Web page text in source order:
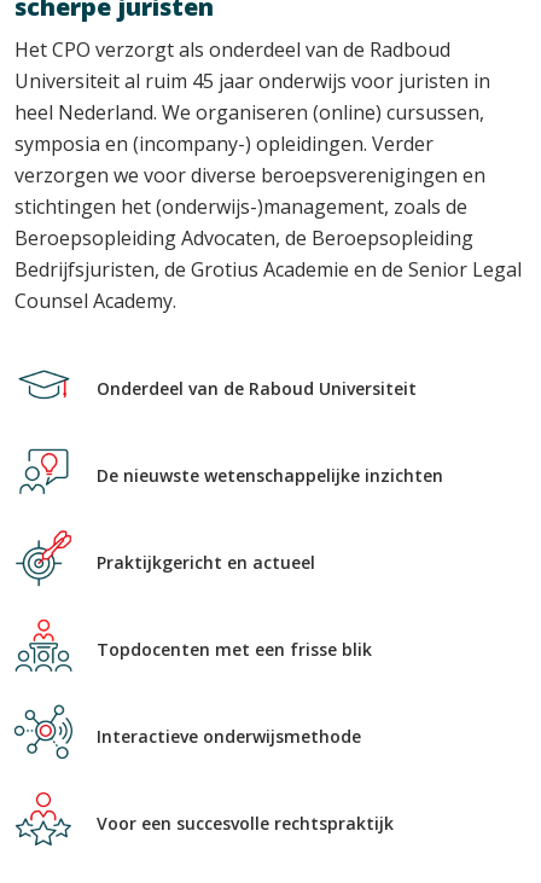
Het CPO verzorgt als onderdeel van de Radboud
Universiteit al ruim 45 jaar onderwijs voor juristen in
heel Nederland. We organiseren (online) cursussen,
symposia en (incompany-) opleidingen. Verder
verzorgen we voor diverse beroepsverenigingen en
stichtingen het (onderwijs-)management, zoals de
Beroepsopleiding Advocaten, de Beroepsopleiding
Bedrijfsjuristen, de Grotius Academie en de Senior Legal
Counsel Academy.
Onderdeel van de Raboud Universiteit
De nieuwste wetenschappelijke inzichten
Praktijkgericht en actueel
Topdocenten met een frisse blik
Interactieve onderwijsmethode
Voor een succesvolle rechtspraktijk